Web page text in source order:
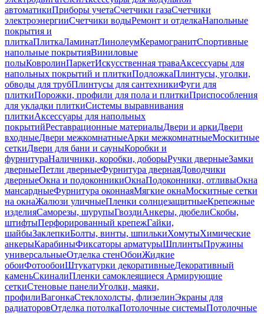
автоматикиПриборы учетаСчетчики газаСчетчики
электроэнергииСчетчики водыРемонт и отделкаНапольные
покрытия и
плиткаПлиткаЛаминатЛинолеумКерамогранитСпортивные
напольные покрытияВиниловые
полыКовролинПаркетИскусственная траваАксессуары для
напольных покрытий и плиткиПодложкаПлинтусы, уголки,
обводы для трубПлинтусы для сантехникиФуги для
плиткиПорожки, профили для пола и плиткиПриспособления
для укладки плиткиСистемы выравнивания
плиткиАксессуары для напольных
покрытийРеставрационные материалыДвери и аркиДвери
входныеДвери межкомнатныеАрки межкомнатныеМоскитные
сеткиДвери для бани и сауныКоробки и
фурнитураНаличники, коробки, доборыРучки дверныеЗамки
дверныеПетли дверныеФурнитура двернаяДоводчики
дверныеОкна и подоконникиОкнаПодоконники, отливыОкна
мансардныеФурнитура оконнаяМягкие окнаМоскитные сетки
на окнаЖалюзи уличныеПленки солнцезащитныеКрепежные
изделияСаморезы, шурупыГвоздиАнкеры, дюбелиСкобы,
штифтыПерфорированный крепежГайки,
шайбыЗаклепкиБолты, винты, шпилькиХомутыХимические
анкерыКарабиныФиксаторы арматурыШплинтыПружины
универсальныеОтделка стенОбоиЖидкие
обоиФотообоиШтукатурки декоративныеДекоративный
каменьСкиналиПленки самоклеящиеся Армирующие
сеткиСтеновые панелиУголки, маяки,
профилиВагонкаСтеклохолсты, флизелинЭкраны для
радиаторовОтделка потолкаПотолочные системыПотолочные